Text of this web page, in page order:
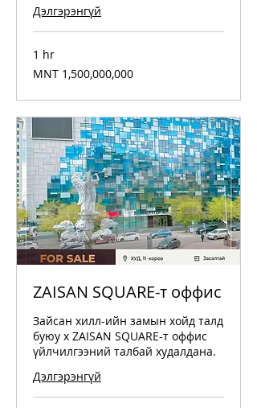
Дэлгэрэнгүй
1 hr
1,500,000,000
Mongolian
MNT 1,500,000,000
ZAISAN SQUARE-т оффис
Зайсан хилл-ийн замын хойд талд
буюу х ZAISAN SQUARE-т оффис
үйлчилгээний талбай худалдана.
Дэлгэрэнгүй